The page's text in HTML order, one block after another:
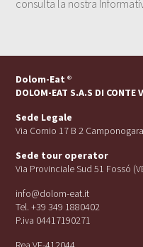
consulta la nostra
Dolom-Eat ®
DOLOM-EAT S.A.S DI CONTE
Sede Legale
Via Cornio 17 B 2
Sede tour operator
Via Provinciale Sud 51 Fossó
info@dolom-eat.it
Tel. +39 349 1880402
P.iva 04417190271